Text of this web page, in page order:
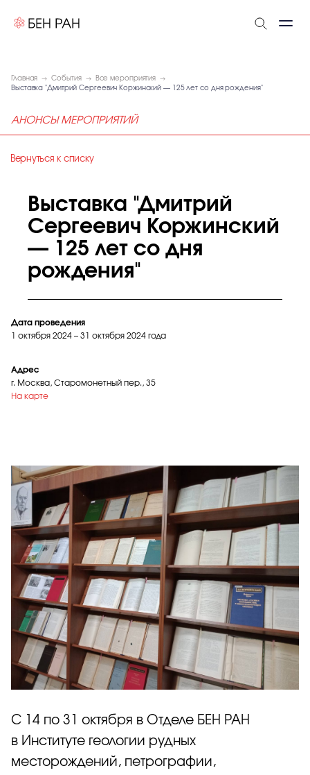
Главная События
Все мероприятия
Выставка "Дмитрий Сергеевич Коржинский — 125 лет со дня рождения"
АНОНСЫ МЕРОПРИЯТИЙ
Вернуться к списку
Выставка "Дмитрий
Сергеевич Коржинский
— 125 лет со дня
рождения"
Дата проведения
1 октября 2024 – 31 октября 2024 года
Адрес
г. Москва, Старомонетный пер., 35
На карте
C 14 по 31 октября в Отделе БЕН РАН
в Институте геологии рудных
месторождений, петрографии,